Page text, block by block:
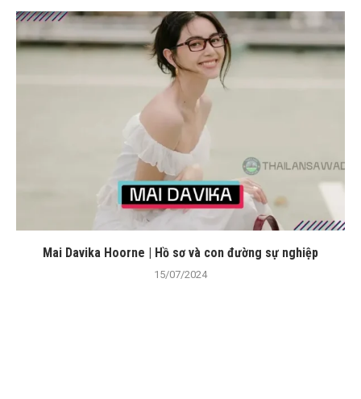
Mai Davika Hoorne | Hồ sơ và con đường sự nghiệp
15/07/2024